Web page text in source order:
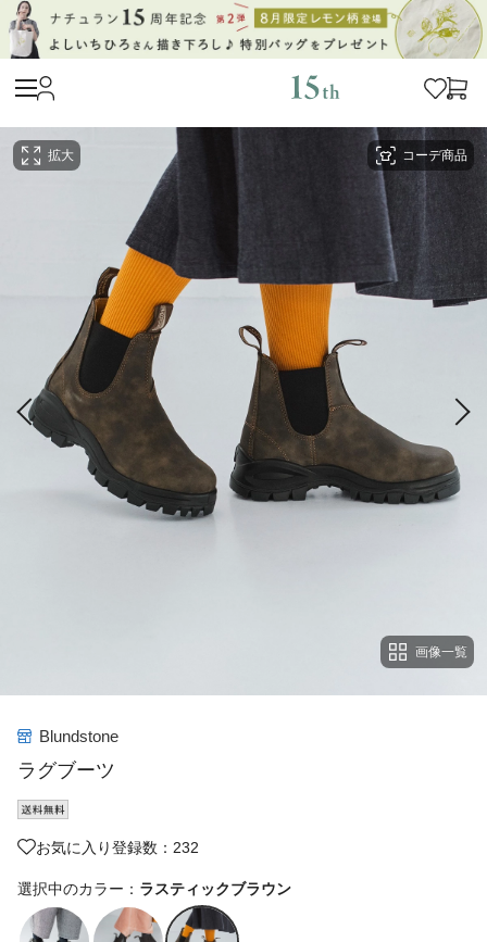
コーデ商品
拡大
画像一覧
Blundstone
ラグブーツ
お気に入り登録数：232
選択中のカラー： ラスティックブラウン